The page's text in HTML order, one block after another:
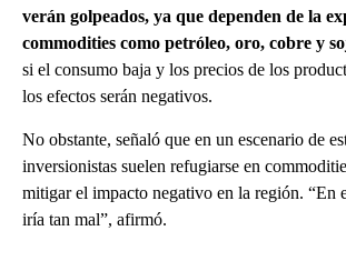
verán golpeados, ya que dependen de la
commodities como petróleo, oro, cobre y
si el consumo baja y los precios de los
los efectos serán negativos.
No obstante, señaló que en un escenario de
inversionistas suelen refugiarse en
mitigar el impacto negativo en la región. “En
iría tan mal”, afirmó.